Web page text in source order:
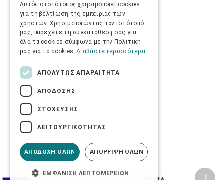
Αυτός ο ιστότοπος χρησιμοποιεί cookies
για τη βελτίωση της εμπειρίας των
χρηστών. Χρησιμοποιώντας τον ιστότοπό
μας, παρέχετε τη συγκατάθεσή σας για
όλα τα cookies σύμφωνα με την Πολιτική
μας για τα cookies. Διαβάστε περισσότερα
ΑΠΟΛΎΤΩΣ ΑΠΑΡΑΊΤΗΤΑ
ΑΠΌΔΟΣΗΣ
ΣΤΌΧΕΥΣΗΣ
ΛΕΙΤΟΥΡΓΙΚΌΤΗΤΑΣ
ΑΠΟΔΟΧΉ ΌΛΩΝ ΑΠΌΡΡΙΨΗ ΌΛΩΝ
ΕΜΦΆΝΙΣΗ ΛΕΠΤΟΜΕΡΕΙΏΝ